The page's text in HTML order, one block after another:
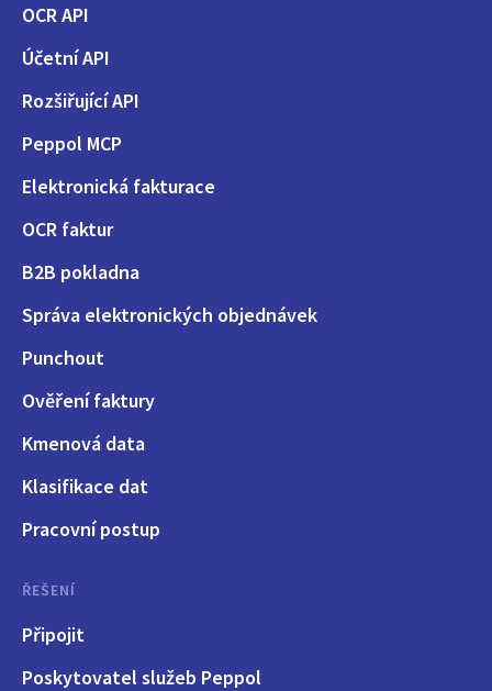
OCR API
Účetní API
Rozšiřující API
Peppol MCP
Elektronická fakturace
OCR faktur
B2B pokladna
Správa elektronických objednávek
Punchout
Ověření faktury
Kmenová data
Klasifikace dat
Pracovní postup
ŘEŠENÍ
Připojit
Poskytovatel služeb Peppol